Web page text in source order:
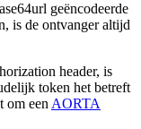
geëncodeerde
is de ontvanger altijd
header, is
token het betreft
om eenAORTA